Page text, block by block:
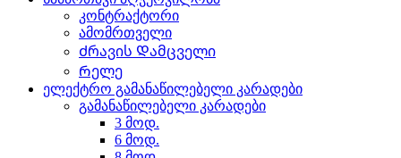
კონტრაქტორი
ამომრთველი
Ძრავის Დამცველი
Რელე
ელექტრო გამანაწილებელი კარადები
გამანაწილებელი კარადები
3 მოდ.
6 მოდ.